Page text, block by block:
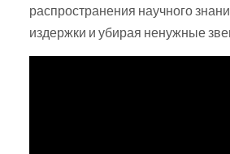
распространения научного
издержки и убирая ненужные